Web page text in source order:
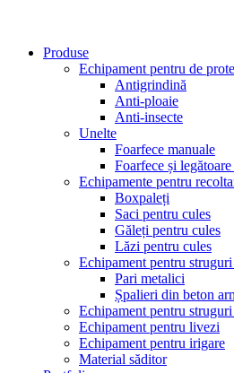
Produse
Echipament pentru de
Antigrindină
Anti-ploaie
Anti-insecte
Unelte
Foarfece manuale
Foarfece și
Echipamente pentru
Boxpaleți
Saci pentru cules
Găleți pentru cules
Lăzi pentru cules
Echipament pentru
Pari metalici
Șpalieri din beton
Echipament pentru struguri
Echipament pentru livezi
Echipament pentru irigare
Material săditor